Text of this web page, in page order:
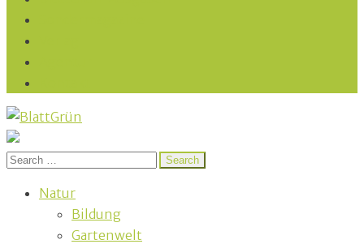
BlattGrün
Nachhaltig und naturnah leben in Franken
Search
Natur
Bildung
Gartenwelt